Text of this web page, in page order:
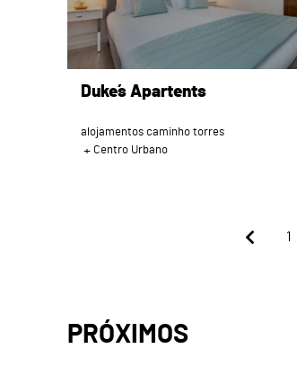
Duke´s Apartents
alojamentos caminho torres
Centro Urbano
1
PRÓXIMOS